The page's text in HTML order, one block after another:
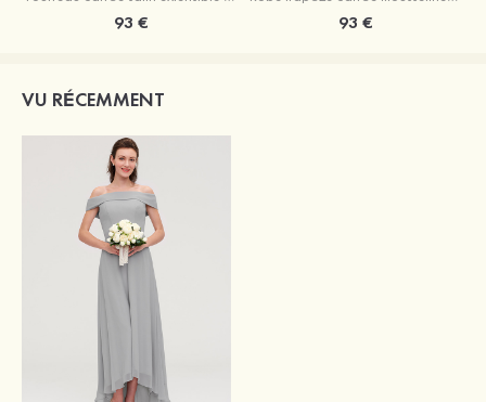
93 € 93 €
VU RÉCEMMENT